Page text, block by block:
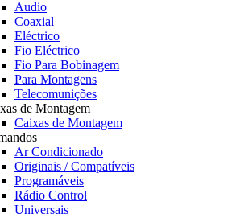
Audio
Coaxial
Eléctrico
Fio Eléctrico
Fio Para Bobinagem
Para Montagens
Telecomunições
de Montagem
Caixas de Montagem
Ar Condicionado
Originais / Compatíveis
Programáveis
Rádio Control
Universais